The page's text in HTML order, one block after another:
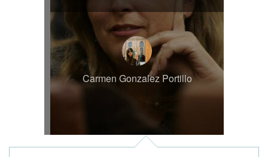
Carmen Gonzalez Portillo